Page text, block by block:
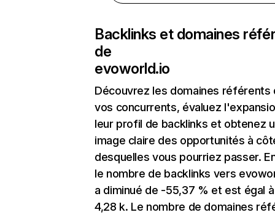
Backlinks et domaines
de
evoworld.io
Découvrez les domaines référents
vos concurrents, évaluez
leur profil de backlinks et obtenez
image claire des opportunités à
desquelles vous pourriez passer.
le nombre de backlinks vers
a diminué de -55,37 % et est égal à
4,28 k. Le nombre de domaines